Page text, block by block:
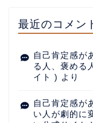
最近のコメン
自己肯定感が
る人、褒める
イト ) より
自己肯定感が
い人が劇的に